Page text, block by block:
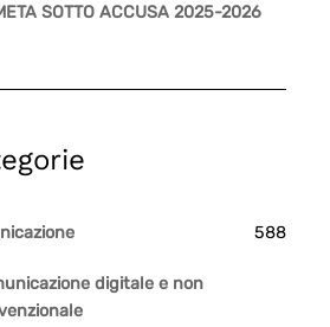
SOTTO ACCUSA 2025-2026
588
digitale e non